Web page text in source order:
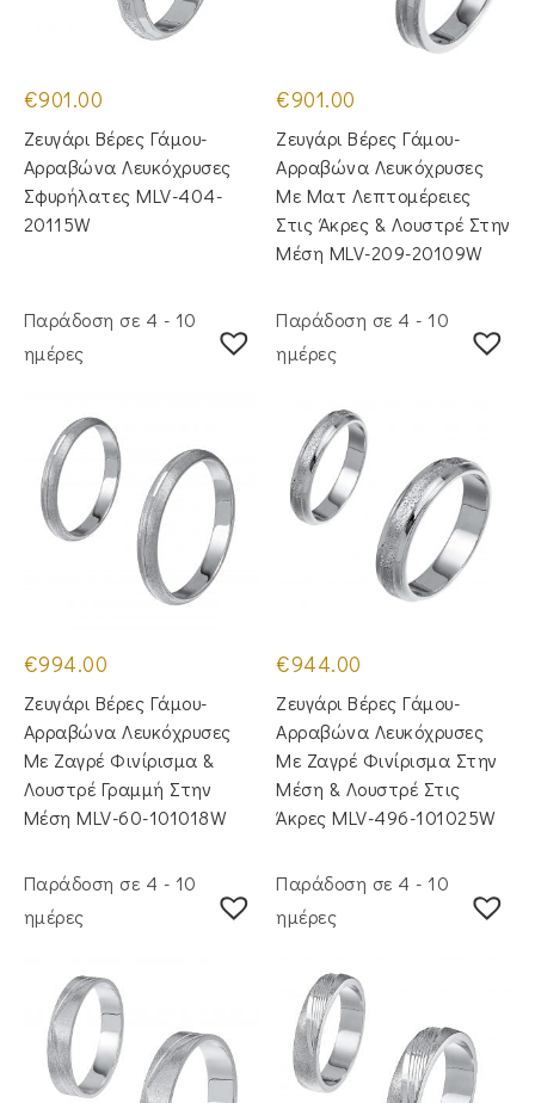
€901.00
Ζευγάρι Βέρες Γάμου-
Αρραβώνα Λευκόχρυσες
Σφυρήλατες MLV-404-
20115W
€901.00
Ζευγάρι Βέρες Γάμου-
Αρραβώνα Λευκόχρυσες
Με Ματ Λεπτομέρειες
Στις Άκρες & Λουστρέ Στην
Μέση MLV-209-20109W
Παράδοση σε 4 - 10
ημέρες
€994.00
Ζευγάρι Βέρες Γάμου-
Αρραβώνα Λευκόχρυσες
Με Ζαγρέ Φινίρισμα &
Λουστρέ Γραμμή Στην
Μέση MLV-60-101018W
Παράδοση σε 4 - 10
ημέρες
€944.00
Ζευγάρι Βέρες Γάμου-
Αρραβώνα Λευκόχρυσες
Με Ζαγρέ Φινίρισμα Στην
Μέση & Λουστρέ Στις
Άκρες MLV-496-101025W
Παράδοση σε 4 - 10
ημέρες
Παράδοση σε 4 - 10
ημέρες